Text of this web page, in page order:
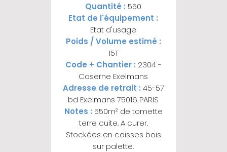
Quantité : 550
Etat de l'équipement :
Etat d'usage
Poids / Volume estimé :
15T
Code + Chantier : 2304 -
Caserne Exelmans
Adresse de retrait : 45-57
bd Exelmans 75016 PARIS
Notes : 550m² de tomette
terre cuite. A curer.
Stockées en caisses bois
sur palette.